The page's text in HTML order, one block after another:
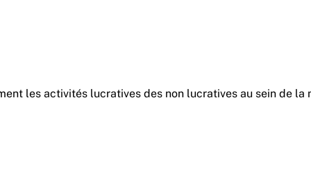
lucratives des non lucratives au